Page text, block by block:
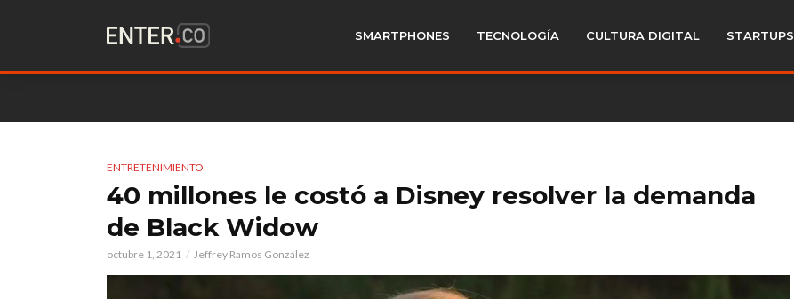
SMARTPHONES TECNOLOGÍA CULTURA DIGITAL STARTUPS
ENTRETENIMIENTO
40 millones le costó a Disney resolver la demanda
de Black Widow
octubre 1, 2021 Jeffrey Ramos González